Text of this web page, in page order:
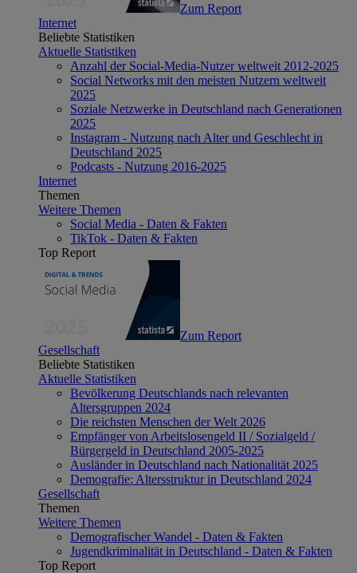
Zum Report
Internet
Beliebte Statistiken
Aktuelle Statistiken
Anzahl der Social-Media-Nutzer weltweit 2012-2025
Social Networks mit den meisten Nutzern weltweit
2025
Soziale Netzwerke in Deutschland nach Generationen
2025
Instagram - Nutzung nach Alter und Geschlecht in
Deutschland 2025
Podcasts - Nutzung 2016-2025
Internet
Themen
Weitere Themen
Social Media - Daten & Fakten
TikTok - Daten & Fakten
Top Report
Zum Report
Gesellschaft
Beliebte Statistiken
Aktuelle Statistiken
Bevölkerung Deutschlands nach relevanten
Altersgruppen 2024
Die reichsten Menschen der Welt 2026
Empfänger von Arbeitslosengeld II / Sozialgeld /
Bürgergeld in Deutschland 2005-2025
Ausländer in Deutschland nach Nationalität 2025
Demografie: Altersstruktur in Deutschland 2024
Gesellschaft
Themen
Weitere Themen
Demografischer Wandel - Daten & Fakten
Jugendkriminalität in Deutschland - Daten & Fakten
Top Report